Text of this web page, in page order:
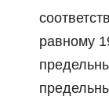
равному